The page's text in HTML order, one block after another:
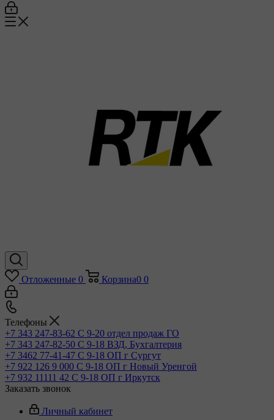
Отложенные 0 Корзина0 0
Телефоны
+7 343 247-83-62 С 9-20 отдел продаж ГО
+7 343 247-82-50 С 9-18 ВЗД, Бухгалтерия
+7 3462 77-41-47 С 9-18 ОП г Сургут
+7 922 126 9 000 С 9-18 ОП г Новый Уренгой
+7 932 11111 42 С 9-18 ОП г Иркутск
Заказать звонок
Личный кабинет